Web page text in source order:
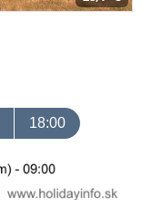
18:00